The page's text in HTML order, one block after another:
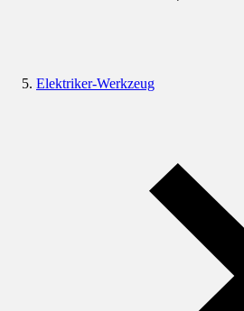
Elektriker-Werkzeug